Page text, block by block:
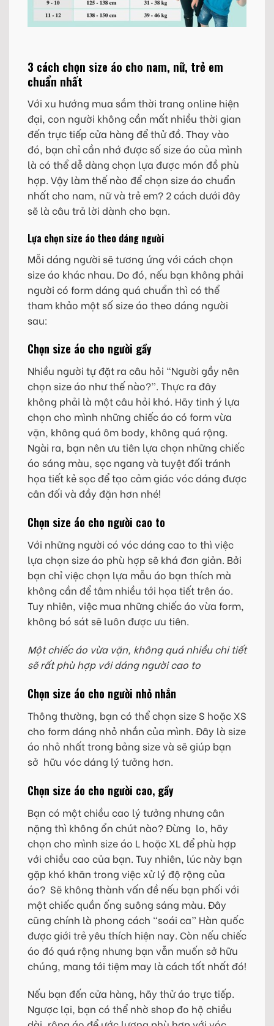
3 cách chọn size áo cho nam, nữ, trẻ em
chuẩn nhất
Với xu hướng mua sắm thời trang online hiện
đại, con người không cần mất nhiều thời gian
đến trực tiếp cửa hàng để thử đồ. Thay vào
đó, bạn chỉ cần nhớ được số size áo của mình
là có thể dễ dàng chọn lựa được món đồ phù
hợp. Vậy làm thế nào để chọn size áo chuẩn
nhất cho nam, nữ và trẻ em? 2 cách dưới đây
sẽ là câu trả lời dành cho bạn.
Lựa chọn size áo theo dáng người
Mỗi dáng người sẽ tương ứng với cách chọn
size áo khác nhau. Do đó, nếu bạn không phải
người có form dáng quá chuẩn thì có thể
tham khảo một số size áo theo dáng người
sau:
Chọn size áo cho người gầy
Nhiều người tự đặt ra câu hỏi “Người gầy nên
chọn size áo như thế nào?”. Thực ra đây
không phải là một câu hỏi khó. Hãy tinh ý lựa
chọn cho mình những chiếc áo có form vừa
vặn, không quá ôm body, không quá rộng.
Ngài ra, bạn nên ưu tiên lựa chọn những chiếc
áo sáng màu, sọc ngang và tuyệt đối tránh
họa tiết kẻ sọc để tạo cảm giác vóc dáng được
cân đối và đầy đặn hơn nhé!
Chọn size áo cho người cao to
Với những người có vóc dáng cao to thì việc
lựa chọn size áo phù hợp sẽ khá đơn giản. Bởi
bạn chỉ việc chọn lựa mẫu áo bạn thích mà
không cần để tâm nhiều tới họa tiết trên áo.
Tuy nhiên, việc mua những chiếc áo vừa form,
không bó sát sẽ luôn được ưu tiên.
Một chiếc áo vừa vặn, không quá nhiều chi tiết
sẽ rất phù hợp với dáng người cao to
Chọn size áo cho người nhỏ nhắn
Thông thường, bạn có thể chọn size S hoặc XS
cho form dáng nhỏ nhắn của mình. Đây là size
áo nhỏ nhất trong bảng size và sẽ giúp bạn
sở hữu vóc dáng lý tưởng hơn.
Chọn size áo cho người cao, gầy
Bạn có một chiều cao lý tưởng nhưng cân
nặng thì không ổn chút nào? Đừng lo, hãy
chọn cho mình size áo L hoặc XL để phù hợp
với chiều cao của bạn. Tuy nhiên, lúc này bạn
gặp khó khăn trong việc xử lý độ rộng của
áo? Sẽ không thành vấn đề nếu bạn phối với
một chiếc quần ống suông sáng màu. Đây
cũng chính là phong cách “soái ca” Hàn quốc
được giới trẻ yêu thích hiện nay. Còn nếu chiếc
áo đó quá rộng nhưng bạn vẫn muốn sở hữu
chúng, mang tới tiệm may là cách tốt nhất đó!
Nếu bạn đến cửa hàng, hãy thử áo trực tiếp.
Ngược lại, bạn có thể nhờ shop đo hộ chiều